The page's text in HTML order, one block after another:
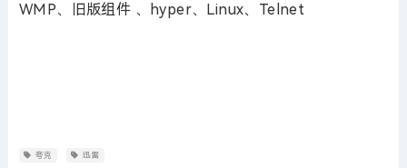
WMP、旧版组件 、hyper、Linux、Telnet
夸克 迅雷